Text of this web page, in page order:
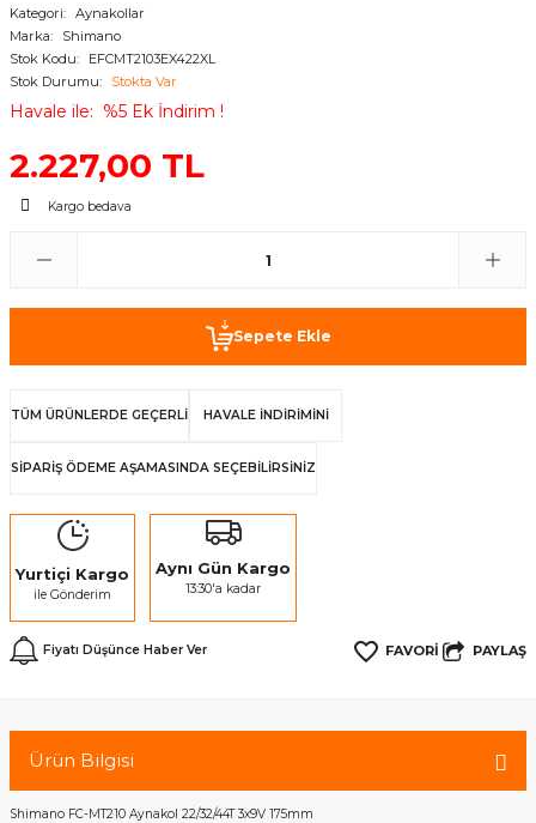
Kategori
Aynakollar
Marka
Shimano
Stok Kodu
EFCMT2103EX422XL
Stok Durumu
Stokta Var
Havale ile %5 Ek İndirim !
2.227,00 TL
Kargo bedava
Sepete Ekle
TÜM ÜRÜNLERDE GEÇERLİ HAVALE İNDİRİMİNİ
SİPARİŞ ÖDEME AŞAMASINDA SEÇEBİLİRSİNİZ
Yurtiçi Kargo
ile Gönderim
Aynı Gün Kargo
13:30'a kadar
Fiyatı Düşünce Haber Ver PAYLAŞ
Ürün Bilgisi
Shimano FC-MT210 Aynakol 22/32/44T 3x9V 175mm